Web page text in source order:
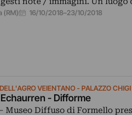
(RM) 16/10/2018–23/10/2018
VEIENTANO - PALAZZO CHIGI
- Difforme
Museo Diffuso di Formello